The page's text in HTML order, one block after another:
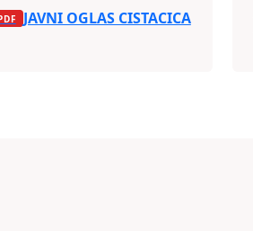
JAVNI OGLAS CISTACICA